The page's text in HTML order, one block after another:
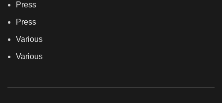
Press
Press
Various
Various